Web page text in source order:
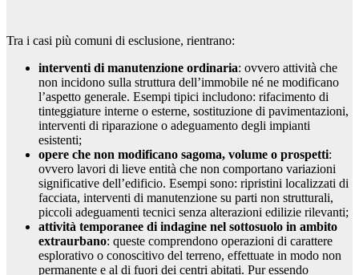
Tra i casi più comuni di esclusione, rientrano:
interventi di manutenzione ordinaria: ovvero attività che
non incidono sulla struttura dell’immobile né ne modificano
l’aspetto generale. Esempi tipici includono: rifacimento di
tinteggiature interne o esterne, sostituzione di pavimentazioni,
interventi di riparazione o adeguamento degli impianti
esistenti;
opere che non modificano sagoma, volume o prospetti:
ovvero lavori di lieve entità che non comportano variazioni
significative dell’edificio. Esempi sono: ripristini localizzati di
facciata, interventi di manutenzione su parti non strutturali,
piccoli adeguamenti tecnici senza alterazioni edilizie rilevanti;
attività temporanee di indagine nel sottosuolo in ambito
extraurbano: queste comprendono operazioni di carattere
esplorativo o conoscitivo del terreno, effettuate in modo non
permanente e al di fuori dei centri abitati. Pur essendo